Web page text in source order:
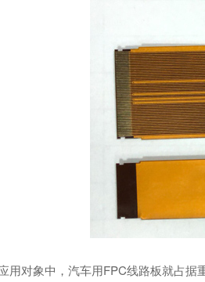
用对象中，汽车用FPC线路板就占